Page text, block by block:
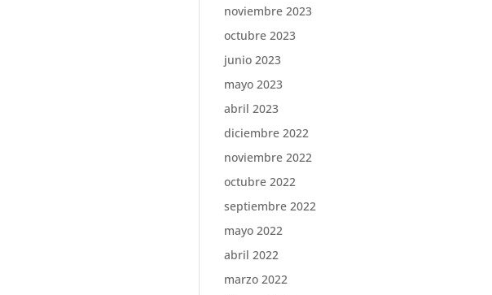
noviembre 2023
octubre 2023
junio 2023
mayo 2023
abril 2023
diciembre 2022
noviembre 2022
octubre 2022
septiembre 2022
mayo 2022
abril 2022
marzo 2022